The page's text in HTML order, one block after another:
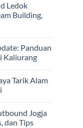
Ledok
Building,
Panduan
Kaliurang
Tarik Alam
Jogja
dan Tips